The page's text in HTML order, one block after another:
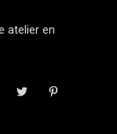
atelier en